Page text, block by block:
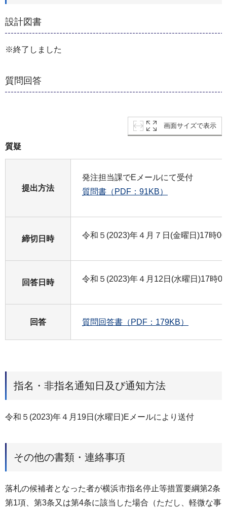
設計図書
※終了しました
質問回答
画面サイズで表示
質疑
提出方法
発注担当課でEメールにて受付
質問書（PDF：91KB）
締切日時 令和５(2023)年４月７日(金曜日)17時
回答日時 令和５(2023)年４月12日(水曜日)17時
回答 質問回答書（PDF：179KB）
指名・非指名通知日及び通知方法
令和５(2023)年４月19日(水曜日)Eメールにより送付
その他の書類・連絡事項
落札の候補者となった者が横浜市指名停止等措置要綱第2条
第1項、第3条又は第4条に該当した場合（ただし、軽微な事